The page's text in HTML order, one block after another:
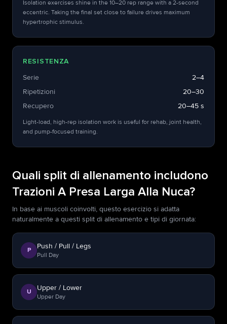
Isolation exercises shine in the 10–20 rep range with a 2-second
eccentric. Taking the final set close to failure drives maximum
hypertrophic stimulus.
RESISTENZA
Serie
2–4
Ripetizioni
20–30
Recupero
20–45 s
Light-load, high-rep isolation work is useful for rehab, joint health,
and pump-focused training.
Quali split di allenamento includono
Trazioni A Presa Larga Alla Nuca?
In base ai muscoli coinvolti, questo esercizio si adatta
naturalmente a questi split di allenamento e tipi di giornata:
P Push / Pull / Legs
Pull Day
U Upper / Lower
Upper Day